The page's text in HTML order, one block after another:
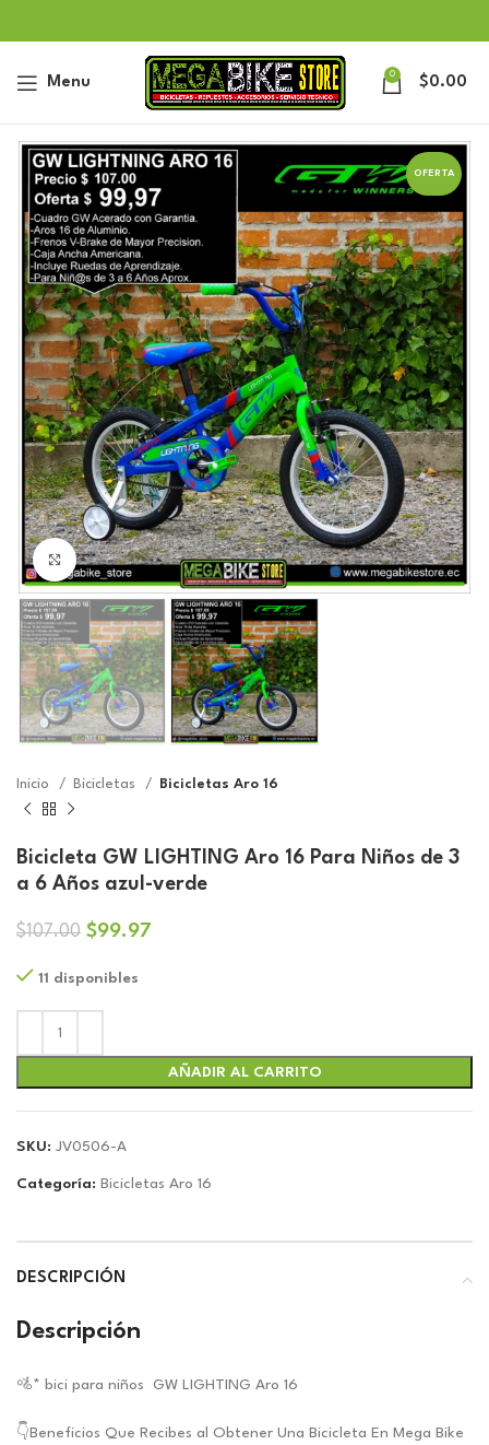
Menu 0 $0.00
OFERTA
Click to enlarge
Inicio Bicicletas Bicicletas Aro 16
Bicicleta GW LIGHTING Aro 16 Para Niños de 3
a 6 Años azul-verde
$107.00 El
original
era:
$99.97
11 disponibles
AÑADIR AL CARRITO
SKU: JV0506-A
Categoría: Bicicletas Aro 16
DESCRIPCIÓN
Descripción
🚵* bici para niños GW LIGHTING Aro 16
👇Beneficios Que Recibes al Obtener Una Bicicleta En Mega Bike